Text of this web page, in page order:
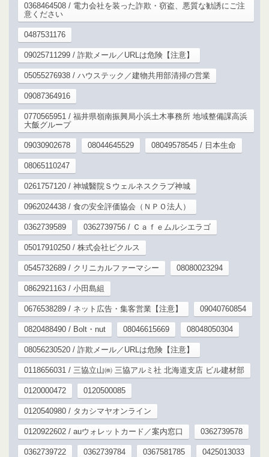
0368464508 / 電力会社を装った詐欺・窃盗、悪質な勧誘にご注
意ください
0487531176
09025711299 / 詐欺メール／URLは危険【注意】
05055276938 / ハウステック／建物共用部清掃の営業
09087364916
0770565951 / 福井県嶺南振興局小浜土木事務所 地域整備課高浜
大飯グループ
09030902678 08044645529 08049578545 / 日本生命
08065110247
0261757120 / 神城醫院Ｓウェルネスクラブ神城
0962024438 / 食の安全評価協会（ＮＰＯ法人）
0362739589 0362739756 / Ｃａｆｅムルシエラゴ
05017910250 / 株式会社ピクルス
0545732689 / クリニカルファーマシー 08080023294
0862921163 / 小田島組
0676538289 / ネット広告・集客営業【注意】 09040760854
0820488490 / Bolt・nut 08046615669 08048050304
08056230520 / 詐欺メール／URLは危険【注意】
0118656031 / 三協立山㈱ 三協アルミ社 北海道支店 ビル建材部
0120000472 0120500085
0120540980 / タカシマヤオンライン
0120922602 / auウォレットカード／案内窓口 0362739578
0362739722 0362739784 0367581785 0425013033